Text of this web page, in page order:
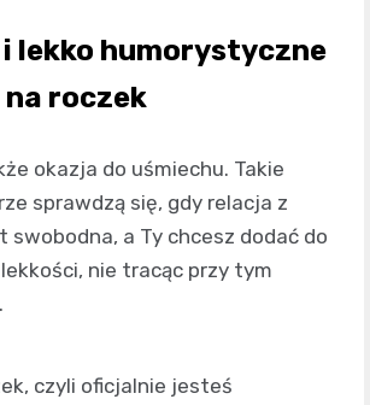
i lekko humorystyczne
roczek
okazja do uśmiechu. Takie
sprawdzą się, gdy relacja z
swobodna, a Ty chcesz dodać do
nie tracąc przy tym
czyli oficjalnie jesteś